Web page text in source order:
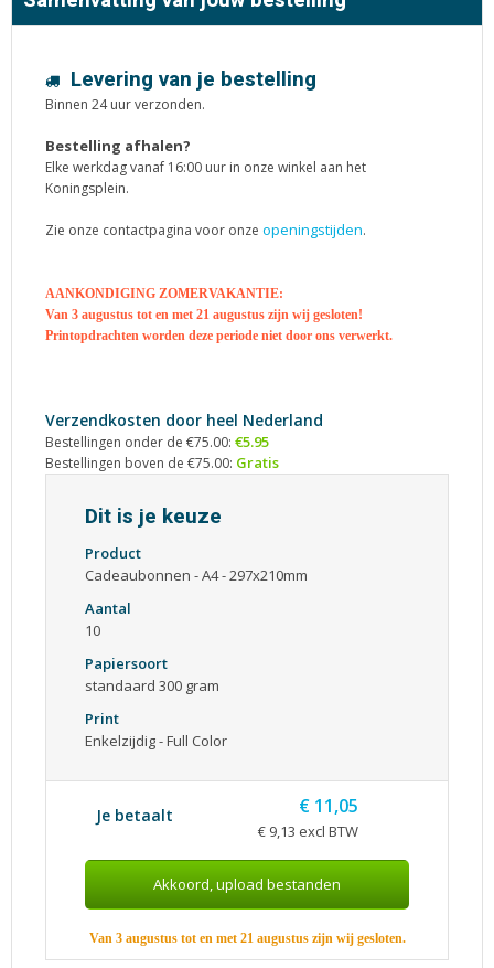
Levering van je bestelling
Binnen 24 uur verzonden.
Bestelling afhalen?
Elke werkdag vanaf 16:00 uur in onze winkel aan het
Koningsplein.
Zie onze contactpagina voor onze openingstijden.
AANKONDIGING ZOMERVAKANTIE:
Van 3 augustus tot en met 21 augustus zijn wij gesloten!
Printopdrachten worden deze periode niet door ons verwerkt.
Verzendkosten door heel Nederland
Bestellingen onder de €75.00: €5.95
Bestellingen boven de €75.00: Gratis
Dit is je keuze
Product
Cadeaubonnen - A4 - 297x210mm
Aantal
10
Papiersoort
standaard 300 gram
Print
Enkelzijdig - Full Color
Je betaalt € 11,05
€ 9,13 excl BTW
Van 3 augustus tot en met 21 augustus zijn wij gesloten.